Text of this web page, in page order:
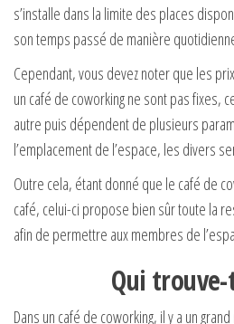
s’installe dans la limite des places
son temps passé de manière
Cependant, vous devez noter que les
un café de coworking ne sont pas fixes,
autre puis dépendent de plusieurs
l’emplacement de l’espace, les divers
Outre cela, étant donné que le café de
café, celui-ci propose bien sûr toute la
afin de permettre aux membres de
Qui
Dans un café de coworking, il y a un